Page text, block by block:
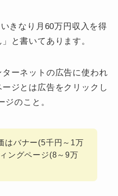
きなり月60万円収入を得
と書いてあります。
ーネットの広告に使われ
ジとは広告をクリックし
ジのこと。
はバナー(5千円～1万
ングページ(8～9万